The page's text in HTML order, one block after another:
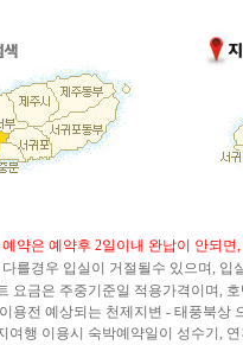
약은 예약후 2일이내 완납이 안되
를경우 입실이 거절될수 있으며,
요금은 주중기준일 적용가격이며,
용전 예상되는 천제지변 - 태풍북상
여행 이용시 숙박예약일이 성수기,